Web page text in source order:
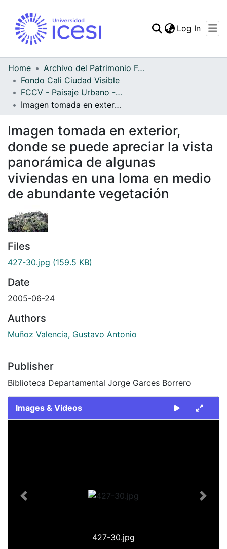
Log In
Home
Archivo del Patrimonio Fotográfico y Fílmico del Valle del Cauca
Fondo Cali Ciudad Visible
FCCV - Paisaje Urbano - Patrimonial
Imagen tomada en exterior, donde se puede apreciar la vista panorámica de algunas viviendas en una loma en medio de abundante vegetación
Imagen tomada en exterior,
donde se puede apreciar la vista
panorámica de algunas
viviendas en una loma en medio
de abundante vegetación
Files
427-30.jpg (159.5 KB)
Date
2005-06-24
Authors
Muñoz Valencia, Gustavo Antonio
Publisher
Biblioteca Departamental Jorge Garces Borrero
Images & Videos
427-30.jpg
Previous Next